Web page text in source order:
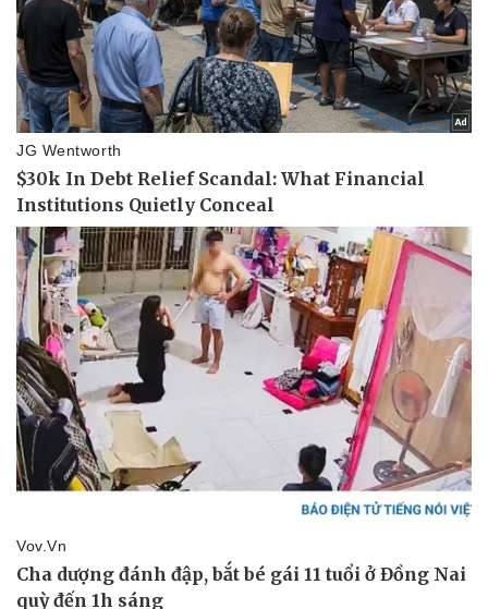
Pháp luật
Vụ án
Tin nóng
Tư vấn luật
Quân sự - Quốc phòng
Vũ khí
Việt Nam
Phân tích